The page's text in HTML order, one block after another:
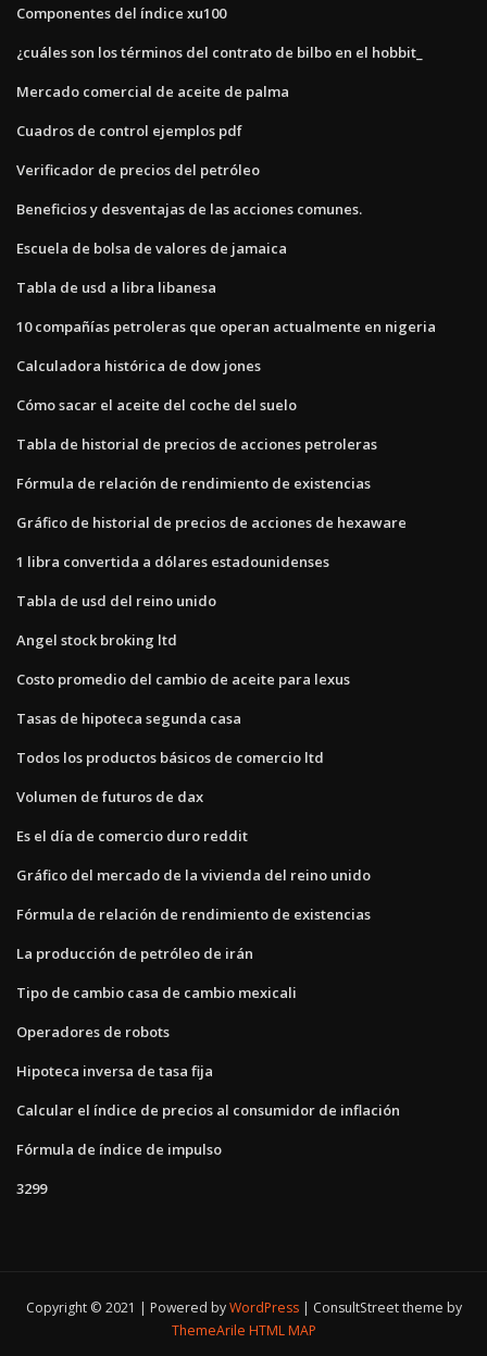
Componentes del índice xu100
¿cuáles son los términos del contrato de bilbo en el hobbit_
Mercado comercial de aceite de palma
Cuadros de control ejemplos pdf
Verificador de precios del petróleo
Beneficios y desventajas de las acciones comunes.
Escuela de bolsa de valores de jamaica
Tabla de usd a libra libanesa
10 compañías petroleras que operan actualmente en nigeria
Calculadora histórica de dow jones
Cómo sacar el aceite del coche del suelo
Tabla de historial de precios de acciones petroleras
Fórmula de relación de rendimiento de existencias
Gráfico de historial de precios de acciones de hexaware
1 libra convertida a dólares estadounidenses
Tabla de usd del reino unido
Angel stock broking ltd
Costo promedio del cambio de aceite para lexus
Tasas de hipoteca segunda casa
Todos los productos básicos de comercio ltd
Volumen de futuros de dax
Es el día de comercio duro reddit
Gráfico del mercado de la vivienda del reino unido
Fórmula de relación de rendimiento de existencias
La producción de petróleo de irán
Tipo de cambio casa de cambio mexicali
Operadores de robots
Hipoteca inversa de tasa fija
Calcular el índice de precios al consumidor de inflación
Fórmula de índice de impulso
3299
Copyright © 2021 | Powered byWordPress
ConsultStreet theme by
ThemeArile HTML MAP